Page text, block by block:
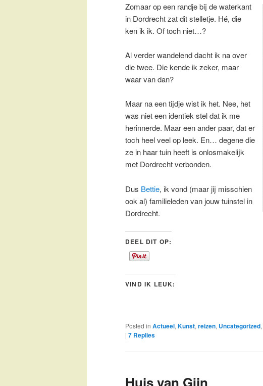
Zomaar op een randje bij de waterkant
in Dordrecht zat dit stelletje. Hé, die
ken ik ik. Of toch niet…?
Al verder wandelend dacht ik na over
die twee. Die kende ik zeker, maar
waar van dan?
Maar na een tijdje wist ik het. Nee, het
was niet een identiek stel dat ik me
herinnerde. Maar een ander paar, dat er
toch heel veel op leek. En… degene die
ze in haar tuin heeft is onlosmakelijk
met Dordrecht verbonden.
Dus Bettie, ik vond (maar jij misschien
ook al) familieleden van jouw tuinstel in
Dordrecht.
DEEL DIT OP:
VIND IK LEUK:
Posted in Actueel, Kunst, reizen, Uncategorized,
| 7 Replies
Huis van Gijn